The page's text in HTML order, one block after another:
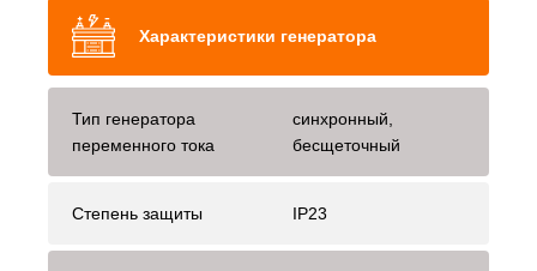
Характеристики генератора
Тип генератора
переменного тока
синхронный,
бесщеточный
Степень защиты IP23